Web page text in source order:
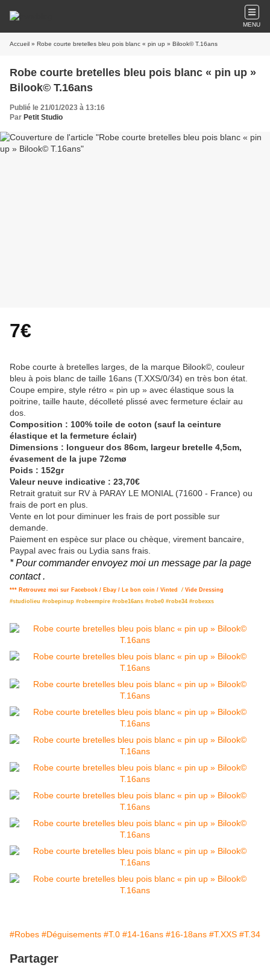
MENU
Accueil » Robe courte bretelles bleu pois blanc « pin up » Bilook© T.16ans
Robe courte bretelles bleu pois blanc « pin up »
Bilook© T.16ans
Publié le 21/01/2023 à 13:16
Par Petit Studio
7€
Robe courte à bretelles larges, de la marque Bilook©, couleur
bleu à pois blanc de taille 16ans (T.XXS/0/34) en très bon état.
Coupe empire, style rétro « pin up » avec élastique sous la
poitrine, taille haute, décolleté plissé avec fermeture éclair au
dos.
Composition : 100% toile de coton (sauf la ceinture
élastique et la fermeture éclair)
Dimensions : longueur dos 86cm, largeur bretelle 4,5cm,
évasement de la jupe 72cmø
Poids : 152gr
Valeur neuve indicative : 23,70€
Retrait gratuit sur RV à PARAY LE MONIAL (71600 - France) ou
frais de port en plus.
Vente en lot pour diminuer les frais de port possible sur
demande.
Paiement en espèce sur place ou chèque, virement bancaire,
Paypal avec frais ou Lydia sans frais.
* Pour commander envoyez moi un message par la page
contact .
*** Retrouvez moi sur Facebook / Ebay / Le bon coin / Vinted / Vide Dressing
#studiolieu #robepinup #robeempire #robe16ans #robe0 #robe34 #robexxs
#Robes #Déguisements #T.0 #14-16ans #16-18ans #T.XXS #T.34
Partager